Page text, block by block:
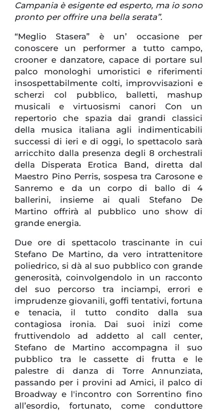
Campania è esigente ed esperto, ma io sono
pronto per offrire una bella serata”.
“Meglio Stasera” è un’ occasione per
conoscere un performer a tutto campo,
crooner e danzatore, capace di portare sul
palco monologhi umoristici e riferimenti
insospettabilmente colti, improvvisazioni e
scherzi col pubblico, balletti, mashup
musicali e virtuosismi canori Con un
repertorio che spazia dai grandi classici
della musica italiana agli indimenticabili
successi di ieri e di oggi, lo spettacolo sarà
arricchito dalla presenza degli 8 orchestrali
della Disperata Erotica Band, diretta dal
Maestro Pino Perris, sospesa tra Carosone e
Sanremo e da un corpo di ballo di 4
ballerini, insieme ai quali Stefano De
Martino offrirà al pubblico uno show di
grande energia.
Due ore di spettacolo trascinante in cui
Stefano De Martino, da vero intrattenitore
poliedrico, si dà al suo pubblico con grande
generosità, coinvolgendolo in un racconto
del suo percorso tra inciampi, errori e
imprudenze giovanili, goffi tentativi, fortuna
e tenacia, il tutto condito dalla sua
contagiosa ironia. Dai suoi inizi come
fruttivendolo ad addetto al call center,
Stefano de Martino accompagna il suo
pubblico tra le cassette di frutta e le
palestre di danza di Torre Annunziata,
passando per i provini ad Amici, il palco di
Broadway e l'incontro con Sorrentino fino
all’esordio, fortunato, come conduttore